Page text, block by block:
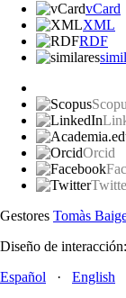
vCard
XML
RDF
Orcid
Gestores Tomàs
Diseño de interacción:
Español · English